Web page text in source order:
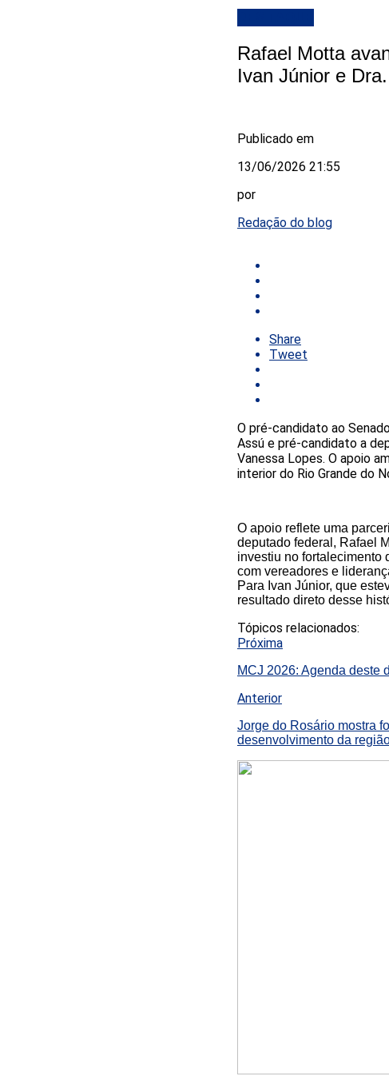
Rafael Motta
Ivan Júnior e
Publicado em
13/06/2026 21:55
por
Redação do blog
Share
Tweet
O pré-candidato ao
Assú e pré-candidato a
Vanessa Lopes. O apoio
interior do Rio Grande do
O apoio reflete uma
deputado federal, Rafael
investiu no fortalecimento
com vereadores e
Para Ivan Júnior, que
resultado direto desse
Tópicos relacionados:
Próxima
MCJ 2026: Agenda deste
Anterior
Jorge do Rosário mostra
desenvolvimento da